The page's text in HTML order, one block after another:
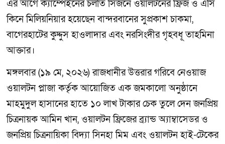
এর আগে ক্যাম্পেইনের চলতি সিজনে ওয়ালটনের ফ্রিজ ও এসি
কিনে মিলিয়নিয়ার হয়েছেন বান্দরবানের সুপ্রকাশ চাকমা,
বাগেরহাটের কুদ্দুস হাওলাদার এবং নরসিংদীর গৃহবধূ তাহমিনা
আক্তার।
মঙ্গলবার (১৯ মে, ২০২৬) রাজধানীর উত্তরার গরিবে নেওয়াজ
ওয়ালটন প্লাজা কর্তৃক আয়োজিত এক জমকালো অনুষ্ঠানে
মাহমুদুল হাসানের হাতে ১০ লাখ টাকার চেক তুলে দেন জনপ্রিয়
চিত্রনায়ক আমিন খান, ওয়ালটন ফ্রিজের ব্র্যান্ড অ্যাম্বাসেডর ও
জনপ্রিয় চিত্রনায়িকা বিদ্যা সিনহা মিম এবং ওয়ালটন হাই-টেকের